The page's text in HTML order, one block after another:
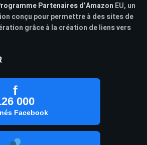
Partenaires d’Amazon EU, un
conçu pour permettre à des sites de
grâce à la création de liens vers
f
000
Facebook